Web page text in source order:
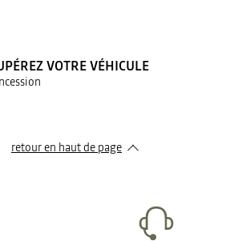
VOTRE VÉHICULE
retour en haut de page​